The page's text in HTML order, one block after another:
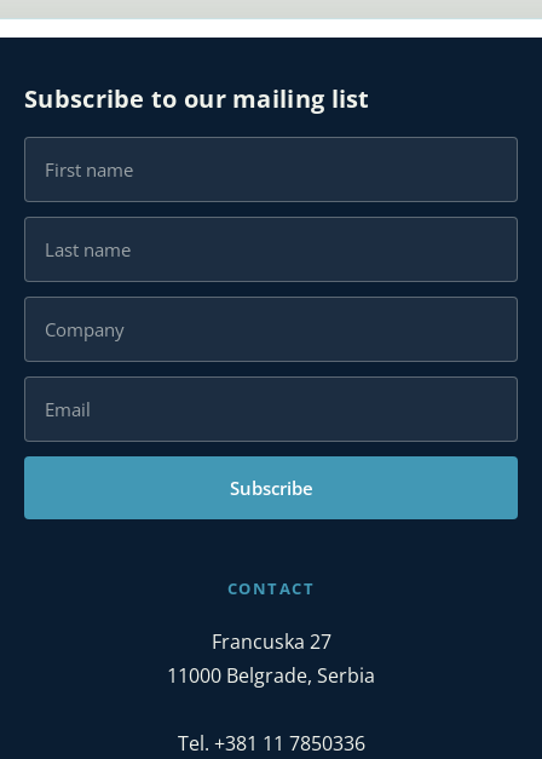
D2P Novosti
Pro Bono
ESG
Karijera
Kontakt
Subscribe to our mailing list
Subscribe
CONTACT
Francuska 27
11000 Belgrade, Serbia
Tel. +381 11 7850336